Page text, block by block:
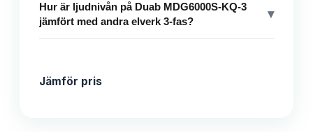
Hur är ljudnivån på Duab MDG6000S-KQ-3
jämfört med andra elverk 3-fas?
▾
Jämför pris